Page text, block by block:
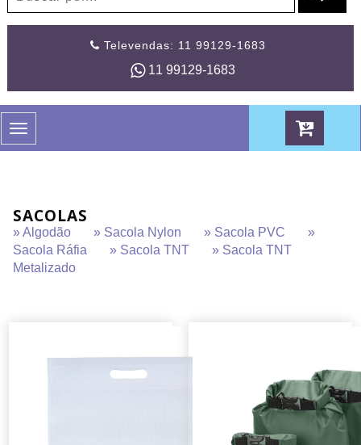
Televendas: 11 99129-1683
11 99129-1683
Toggle
navigation
SACOLAS
» Algodão » Sacola Nylon » Sacola PVC »
Sacola Ráfia » Sacola TNT » Sacola TNT
Metalizado